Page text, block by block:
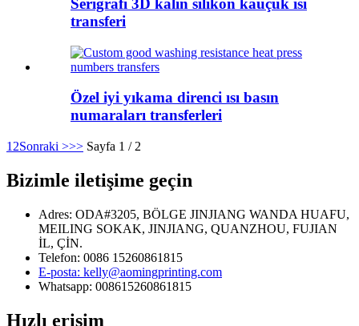
Serigrafi 3D kalın silikon kauçuk ısı
transferi
Özel iyi yıkama direnci ısı basın
numaraları transferleri
1 2Sonraki >>> Sayfa 1 / 2
Bizimle iletişime geçin
Adres: ODA#3205, BÖLGE JINJIANG WANDA HUAFU,
MEILING SOKAK, JINJIANG, QUANZHOU, FUJIAN
İL, ÇİN.
Telefon: 0086 15260861815
E-posta: kelly@aomingprinting.com
Whatsapp: 008615260861815
Hızlı erişim